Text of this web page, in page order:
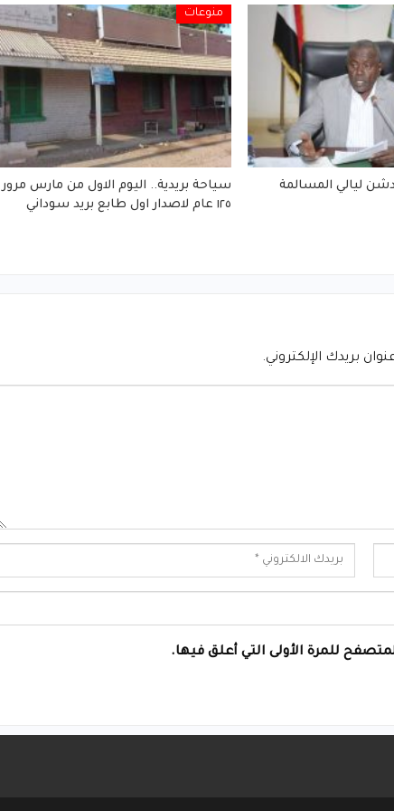
ليالي المسالمة
منوعات
سياحة بريدية.. اليوم الاول من مارس مرور
١٢٥ عام لاصدار اول طابع بريد سوداني
بريدك الإلكتروني.
للمرة الأولى التي أعلق فيها.